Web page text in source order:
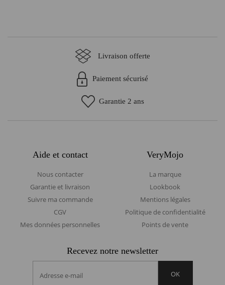
Livraison offerte
paiement sécurisé
garantie 2 ans
Aide et contact
Nous contacter
Garantie et livraison
Suivre ma commande
CGV
Mes données personnelles
VeryMojo
La marque
Lookbook
Mentions légales
Politique de confidentialité
Points de vente
Recevez notre newsletter
OK